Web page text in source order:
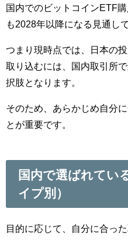
国内でのビットコインETF
も2028年以降になる見通しで
つまり現時点では、日本の
取り込むには、国内取引所
択肢となります。
そのため、あらかじめ自分
とが重要です。
国内で選ばれてい
イプ別）
目的に応じて、自分に合っ